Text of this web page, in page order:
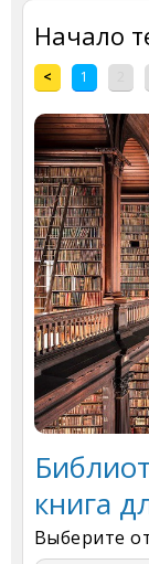
Начало
< 1
книга
Выберите